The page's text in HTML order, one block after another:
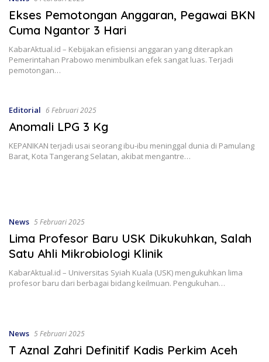
Ekses Pemotongan Anggaran, Pegawai BKN
Cuma Ngantor 3 Hari
KabarAktual.id – Kebijakan efisiensi anggaran yang diterapkan
Pemerintahan Prabowo menimbulkan efek sangat luas. Terjadi
pemotongan…
Editorial 6 Februari 2025
Anomali LPG 3 Kg
KEPANIKAN terjadi usai seorang ibu-ibu meninggal dunia di Pamulang
Barat, Kota Tangerang Selatan, akibat mengantre…
News 5 Februari 2025
Lima Profesor Baru USK Dikukuhkan, Salah
Satu Ahli Mikrobiologi Klinik
KabarAktual.id – Universitas Syiah Kuala (USK) mengukuhkan lima
profesor baru dari berbagai bidang keilmuan. Pengukuhan…
News 5 Februari 2025
T Aznal Zahri Definitif Kadis Perkim Aceh